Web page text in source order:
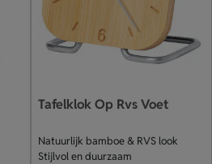
Tafelklok Op Rvs Voet
Natuurlijk bamboe & RVS look
Stijlvol en duurzaam